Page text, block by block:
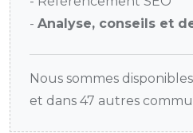
- Analyse, conseils et
Nous sommes
et dans 47 autres